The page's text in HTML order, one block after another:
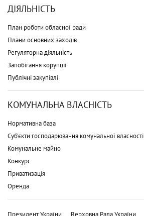
ДІЯЛЬНІСТЬ
План роботи обласної ради
Плани основних заходів
Регуляторна діяльність
Запобігання корупції
Публічні закупівлі
КОМУНАЛЬНА ВЛАСНІСТЬ
Нормативна база
Суб'єкти господарювання комунальної власності
Комунальне майно
Конкурс
Приватизація
Оренда
Президент України Верховна Рада України